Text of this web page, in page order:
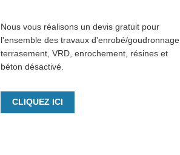
Nous vous réalisons un devis gratuit pour
l'ensemble des travaux d'enrobé/goudronnage,
terrasement, VRD, enrochement, résines et
béton désactivé.
CLIQUEZ ICI